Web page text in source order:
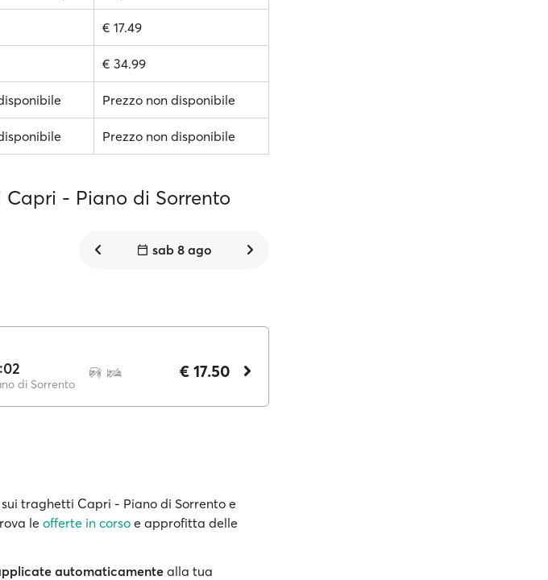
€ 17.49
€ 34.99
Prezzo non disponibile
Prezzo non disponibile
- Piano di Sorrento
sab 8 ago
di Sorrento
€ 17.50
traghetti Capri - Piano di Sorrento e
le offerte in corso e approfitta delle
automaticamentealla tua